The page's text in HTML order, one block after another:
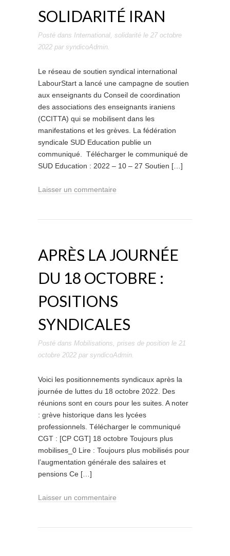
SOLIDARITÉ IRAN
Posté dans International, solidarité le 27 octobre
2022 par syndicoAdmin.
Le réseau de soutien syndical international
LabourStart a lancé une campagne de soutien
aux enseignants du Conseil de coordination
des associations des enseignants iraniens
(CCITTA) qui se mobilisent dans les
manifestations et les grèves. La fédération
syndicale SUD Education publie un
communiqué. Télécharger le communiqué de
SUD Education : 2022 – 10 – 27 Soutien […]
Laisser un commentaire
APRÈS LA JOURNÉE
DU 18 OCTOBRE :
POSITIONS
SYNDICALES
Posté dans Mobilisations, prises de position le 21
octobre 2022 par syndicoAdmin.
Voici les positionnements syndicaux après la
journée de luttes du 18 octobre 2022. Des
réunions sont en cours pour les suites. A noter
: grève historique dans les lycées
professionnels. Télécharger le communiqué
CGT : [CP CGT] 18 octobre Toujours plus
mobilises_0 Lire : Toujours plus mobilisés pour
l’augmentation générale des salaires et
pensions Ce […]
Laisser un commentaire